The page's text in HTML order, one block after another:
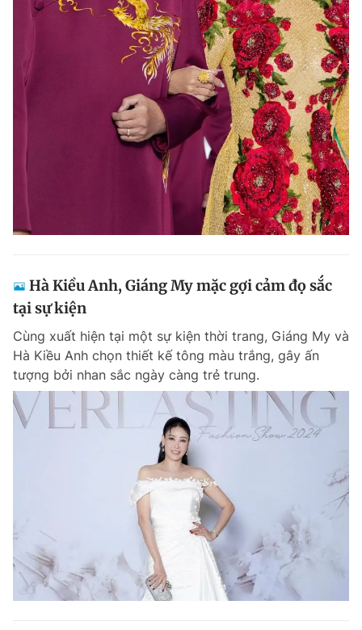
Tổng biên tập: Nguyễn Ngọc Toàn
Phó tổng biên tập thường trực: Hải Thành
Phó tổng biên tập: Lâm Hiếu Dũng
Phó tổng biên tập: Trần Việt Hưng
Tổng thư ký tòa soạn: Đức Trung
Giấy phép xuất bản số 110/GP - BTTTT cấp ngày 24.3.2020
© 2003-2026 Bản quyền thuộc về Báo Thanh Niên. Cấm sao chép
dưới mọi hình thức nếu không có sự chấp thuận bằng văn bản.
Phát triển bởi ePi Technologies, JSC.
Hà Kiều Anh, Giáng My mặc gợi cảm đọ sắc
tại sự kiện
Cùng xuất hiện tại một sự kiện thời trang, Giáng My và
Hà Kiều Anh chọn thiết kế tông màu trắng, gây ấn
tượng bởi nhan sắc ngày càng trẻ trung.